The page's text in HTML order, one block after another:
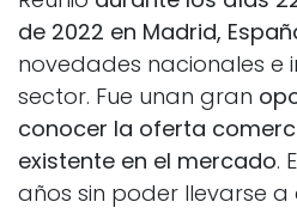
de 2022 en Madrid,
novedades nacionales e
sector. Fue unan gran
conocer la oferta
existente en el mercado.
años sin poder llevarse